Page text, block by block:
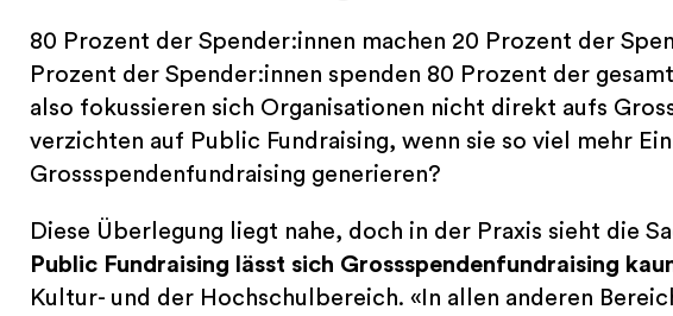
80 Prozent der Spender:innen machen 20 Prozent der
Prozent der Spender:innen spenden 80 Prozent der
also fokussieren sich Organisationen nicht direkt aufs
verzichten auf Public Fundraising, wenn sie so viel mehr
Grossspendenfundraising generieren?
Diese Überlegung liegt nahe, doch in der Praxis sieht die
Public Fundraising lässt sich Grossspendenfundraising
Kultur- und der Hochschulbereich. «In allen anderen